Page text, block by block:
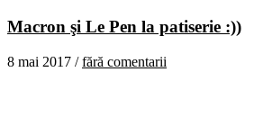
Macron şi Le Pen la patiserie :))
8 mai 2017 /fără comentarii